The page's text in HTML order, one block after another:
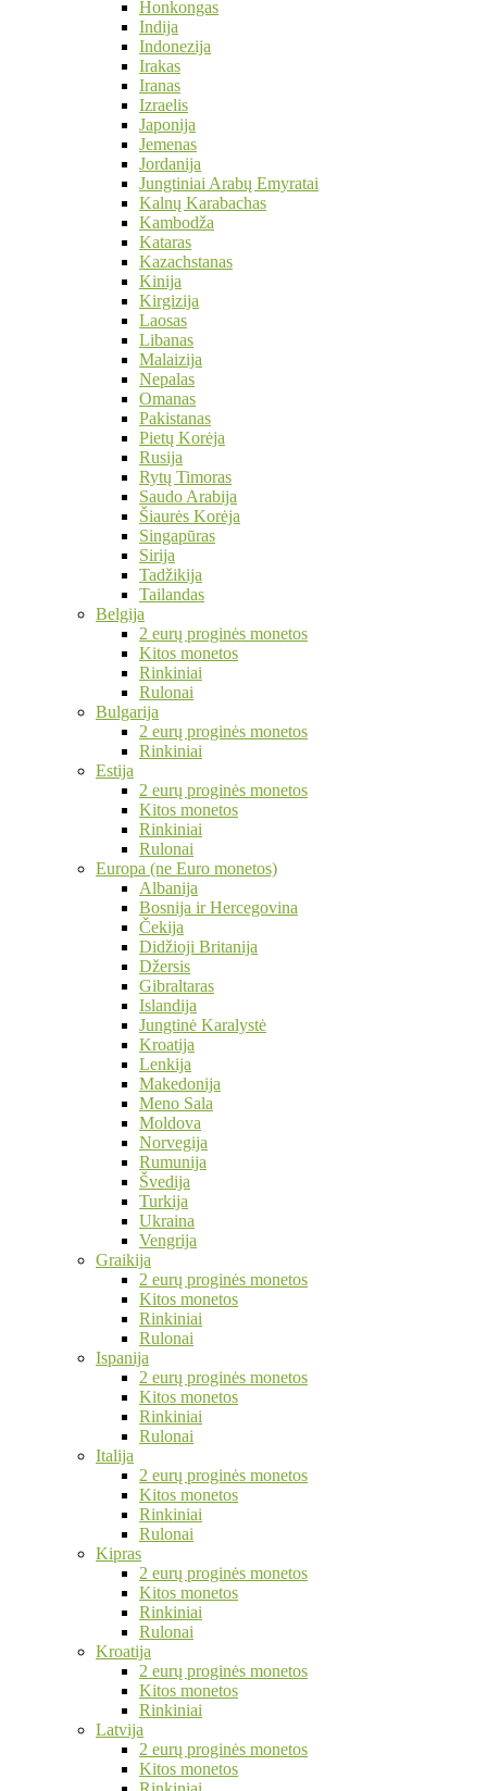
Honkongas
Indija
Indonezija
Irakas
Iranas
Izraelis
Japonija
Jemenas
Jordanija
Jungtiniai Arabų Emyratai
Kalnų Karabachas
Kambodža
Kataras
Kazachstanas
Kinija
Kirgizija
Laosas
Libanas
Malaizija
Nepalas
Omanas
Pakistanas
Pietų Korėja
Rusija
Rytų Timoras
Saudo Arabija
Šiaurės Korėja
Singapūras
Sirija
Tadžikija
Tailandas
Belgija
2 eurų proginės monetos
Kitos monetos
Rinkiniai
Rulonai
Bulgarija
2 eurų proginės monetos
Rinkiniai
Estija
2 eurų proginės monetos
Kitos monetos
Rinkiniai
Rulonai
Europa (ne Euro monetos)
Albanija
Bosnija ir Hercegovina
Čekija
Didžioji Britanija
Džersis
Gibraltaras
Islandija
Jungtinė Karalystė
Kroatija
Lenkija
Makedonija
Meno Sala
Moldova
Norvegija
Rumunija
Švedija
Turkija
Ukraina
Vengrija
Graikija
2 eurų proginės monetos
Kitos monetos
Rinkiniai
Rulonai
Ispanija
2 eurų proginės monetos
Kitos monetos
Rinkiniai
Rulonai
Italija
2 eurų proginės monetos
Kitos monetos
Rinkiniai
Rulonai
Kipras
2 eurų proginės monetos
Kitos monetos
Rinkiniai
Rulonai
Kroatija
2 eurų proginės monetos
Kitos monetos
Rinkiniai
Latvija
2 eurų proginės monetos
Kitos monetos